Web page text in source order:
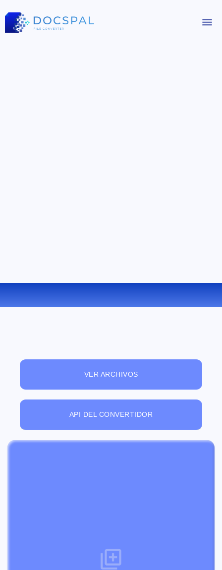
CONVERTIR AIFF A FLAC ONLINE
VER ARCHIVOS
API DEL CONVERTIDOR